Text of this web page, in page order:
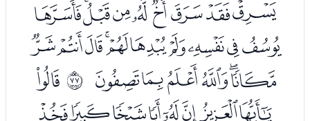
ﯟﯠﯡﯢﯣﯤﯥﯦﯧ
ﯨﯩﯪﯫﯬﯭﯮﯯﯰﯱ
ﯲﯳﯴﯵﯶﯷ ﱌ ﯹ
ﯺﯻﯼﯽﯾﯿﰀﰁ